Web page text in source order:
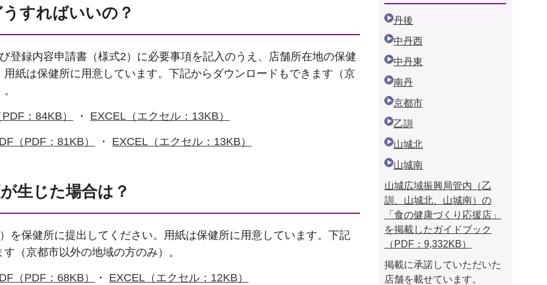
すればいいの？
登録内容申請書（様式2）に必要事項を記入のうえ、店舗所在地の保健
用紙は保健所に用意しています。下記からダウンロードもできます（京
：84KB） ・ EXCEL（エクセル：13KB）
（PDF：81KB） ・ EXCEL（エクセル：13KB）
生じた場合は？
を保健所に提出してください。用紙は保健所に用意しています。下記
（京都市以外の地域の方のみ）。
（PDF：68KB） ・ EXCEL（エクセル：12KB）
丹後
中丹西
中丹東
南丹
京都市
乙訓
山城北
山城南
山城広域振興局管内（乙
訓、山城北、山城南）の
「食の健康づくり応援店」
を掲載したガイドブック
（PDF：9,332KB）
掲載に承諾していただいた
店舗を載せています。